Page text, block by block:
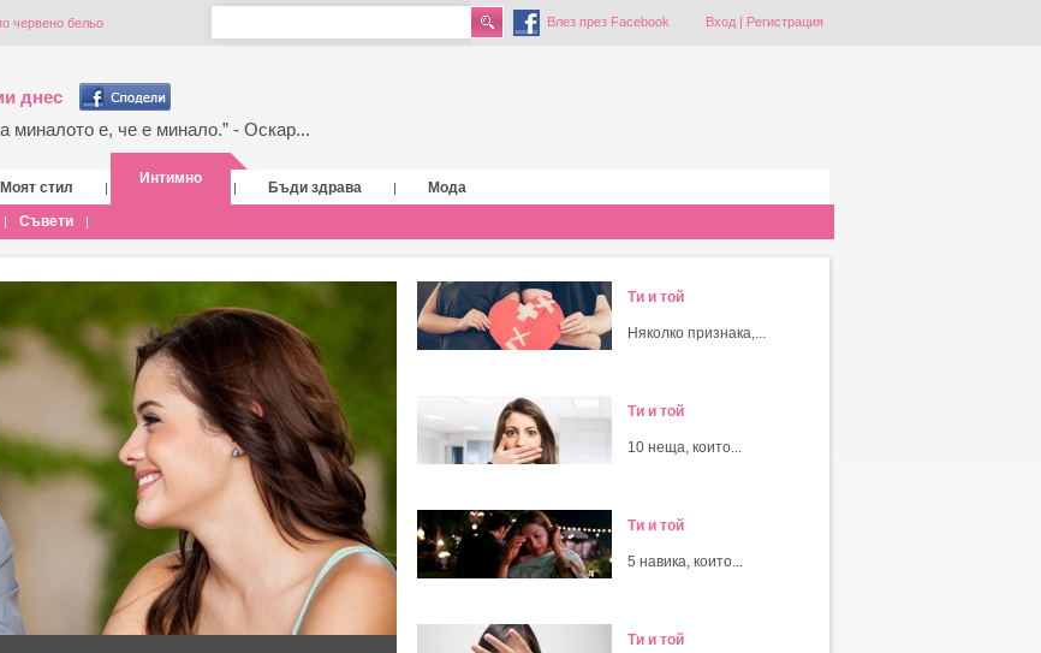
червено бельо Влез през Facebook Вход| Регистрация
днес
миналото е, че е минало.” - Оскар...
Моят стил |
Интимно
| Бъди здрава |
Мода
| Съвети |
Ти и той
Няколко признака,...
Ти и той
10 неща, които...
Ти и той
5 навика, които...
Ти и той